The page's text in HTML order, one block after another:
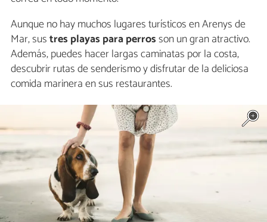
Aunque no hay muchos lugares turísticos en Arenys de
Mar, sustres playas para perrosson un gran atractivo.
Además, puedes hacer largas caminatas por la costa,
descubrir rutas de senderismo y disfrutar de la deliciosa
comida marinera en sus restaurantes.